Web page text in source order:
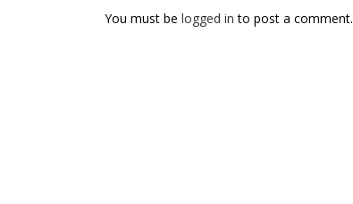
You must be logged in to post a comment.